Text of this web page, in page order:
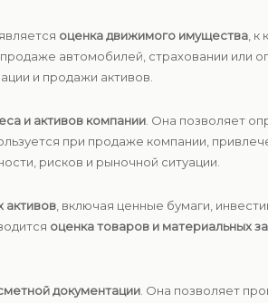
оценка движимого имущества ,
автомобилей, страховании или
и продажи активов.
и активов компании . Она позволяет
при продаже компании,
рисков и рыночной ситуации.
активов , включая ценные бумаги,
оценка товаров и материальных
документации . Она позволяет